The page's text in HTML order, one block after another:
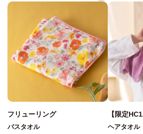
フリューリング
バスタオル
【限定
ヘアタオル